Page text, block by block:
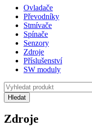
Ovladače
Převodníky
Stmívače
Spínače
Senzory
Zdroje
Příslušenství
SW moduly
Zdroje